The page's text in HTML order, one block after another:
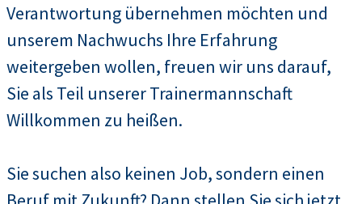
Verantwortung übernehmen möchten und
unserem Nachwuchs Ihre Erfahrung
weitergeben wollen, freuen wir uns darauf,
Sie als Teil unserer Trainermannschaft
Willkommen zu heißen.
Sie suchen also keinen Job, sondern einen